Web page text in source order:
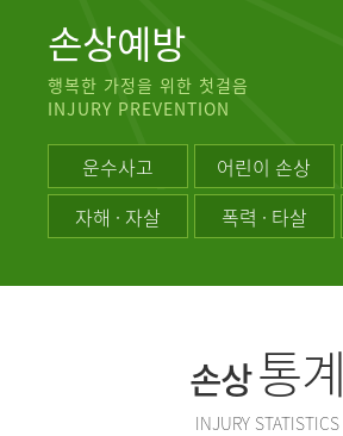
손상예방
행복한 가정을 위한 첫걸음
INJURY PREVENTION
운수사고 어린이 손상
자해 · 자살
폭력 · 타살
손상통계
INJURY STATISTICS